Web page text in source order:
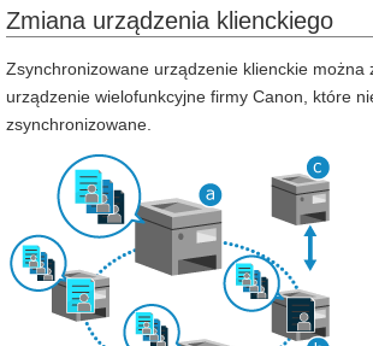
Zmiana urządzenia klienckiego
Zsynchronizowane urządzenie klienckie można
urządzenie wielofunkcyjne firmy Canon, które
zsynchronizowane.